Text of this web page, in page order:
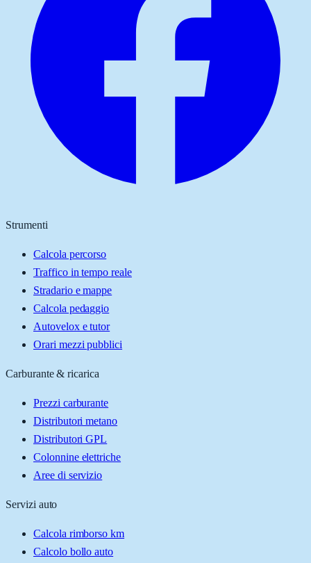
Strumenti
Calcola percorso
Traffico in tempo reale
Stradario e mappe
Calcola pedaggio
Autovelox e tutor
Orari mezzi pubblici
Carburante & ricarica
Prezzi carburante
Distributori metano
Distributori GPL
Colonnine elettriche
Aree di servizio
Servizi auto
Calcola rimborso km
Calcolo bollo auto